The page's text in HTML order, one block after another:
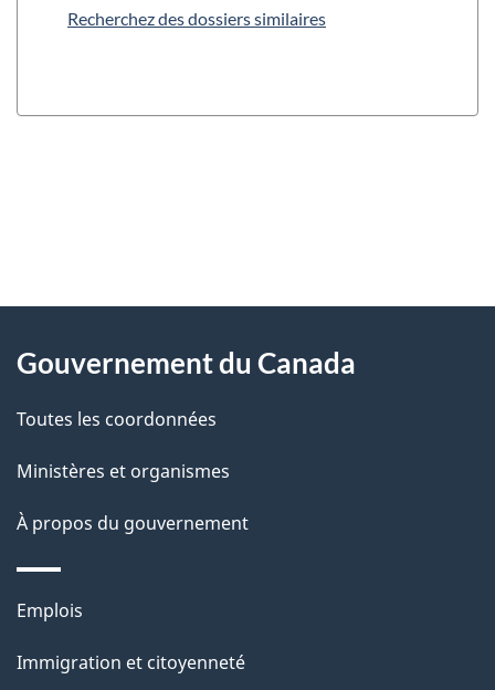
Recherchez des dossiers similaires
D
t
a
l
s
l
a
propos
ce
site
Gouvernement du Canada
Toutes les coordonnées
Ministères et organismes
À propos du gouvernement
Thèmes
sujets
Emplois
Immigration et citoyenneté